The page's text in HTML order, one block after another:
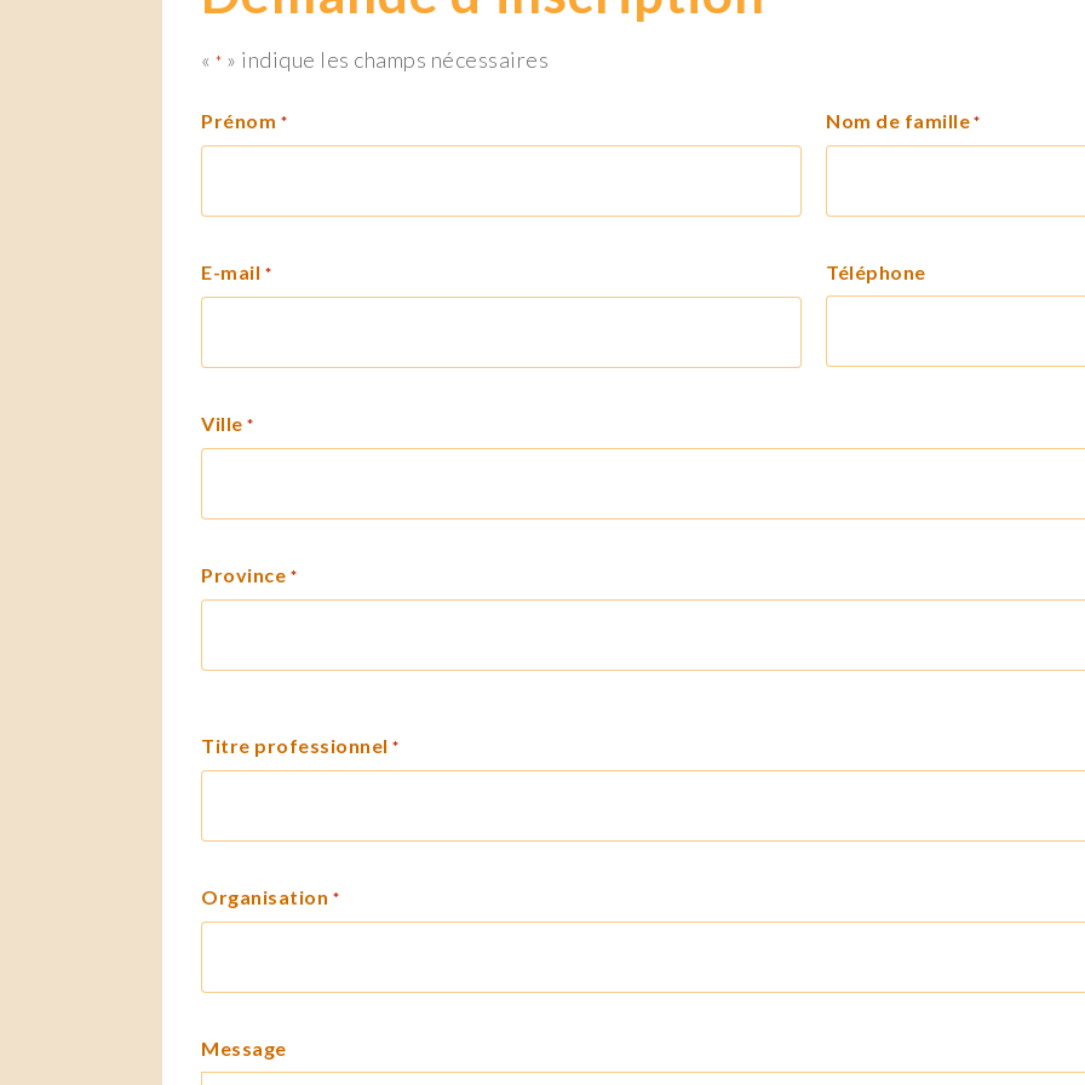
«* » indique les champs nécessaires
Prénom * Nom de famille *
E-mail * Téléphone
Ville *
Province *
Titre professionnel *
Organisation *
Message